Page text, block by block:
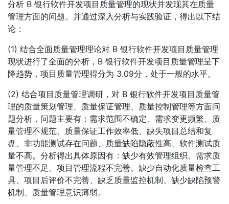
分析 B 银行软件开发项目质量管理的现状并发现其在质量
管理方面的问题。并通过深入分析与实践验证，得出以下结
论：
(1) 结合全面质量管理理论对 B 银行软件开发项目质量管理
现状进行了全面的分析，B 银行软件开发项目质量管理呈下
降趋势，项目质量管理得分为 3.09分，处于一般的水平。
(2) 结合项目质量管理调研，对 B 银行软件开发项目质量管
理的质量策划管理、质量保证管理、质量控制管理等方面问
题分析，问题主要有：需求范围不确定、需求变更频繁、质
量管理不规范、质量保证工作效率低、缺失项目总结和复
盘、非功能测试存在问题、质量缺陷隐蔽性高、软件测试质
量不高。分析得出具体原因有：缺少有效管理组织、需求质
量管理不足、项目管理流程不完善、缺少自动化质量检查工
具、项目后评价不完善、缺乏质量监控机制、缺少缺陷预警
机制、质量管理意识薄弱。